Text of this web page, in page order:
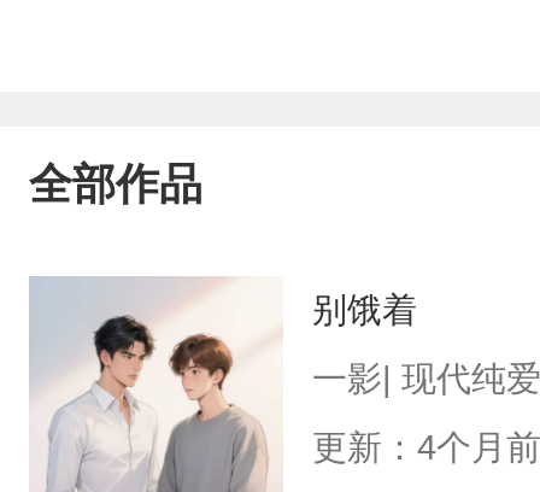
全部作品
别饿着
一影| 现代纯
更新：4个月前